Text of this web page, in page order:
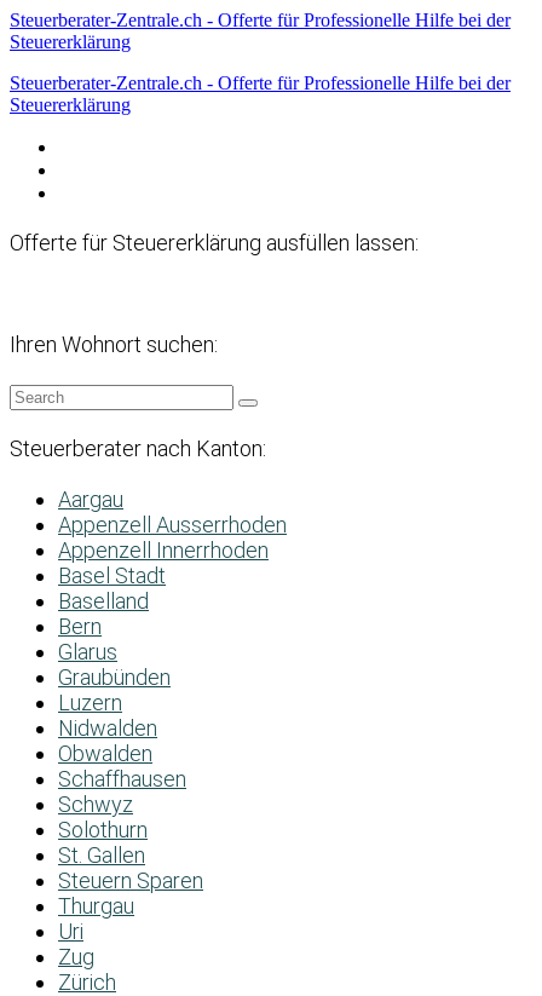
Steuerberater-Zentrale.ch - Offerte für Professionelle Hilfe bei der
Steuererklärung
Steuerberater-Zentrale.ch - Offerte für Professionelle Hilfe bei der
Steuererklärung
Offerte für Steuererklärung ausfüllen lassen:
Ihren Wohnort suchen:
Steuerberater nach Kanton:
Aargau
Appenzell Ausserrhoden
Appenzell Innerrhoden
Basel Stadt
Baselland
Bern
Glarus
Graubünden
Luzern
Nidwalden
Obwalden
Schaffhausen
Schwyz
Solothurn
St. Gallen
Steuern Sparen
Thurgau
Uri
Zug
Zürich